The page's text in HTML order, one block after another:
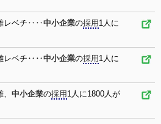
レベチ‥‥中小企業の採用 1人に
レベチ‥‥中小企業の採用 1人に
、 中小企業の採用 1人に1800人が